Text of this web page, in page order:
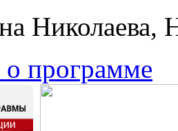
Николаева,
программе